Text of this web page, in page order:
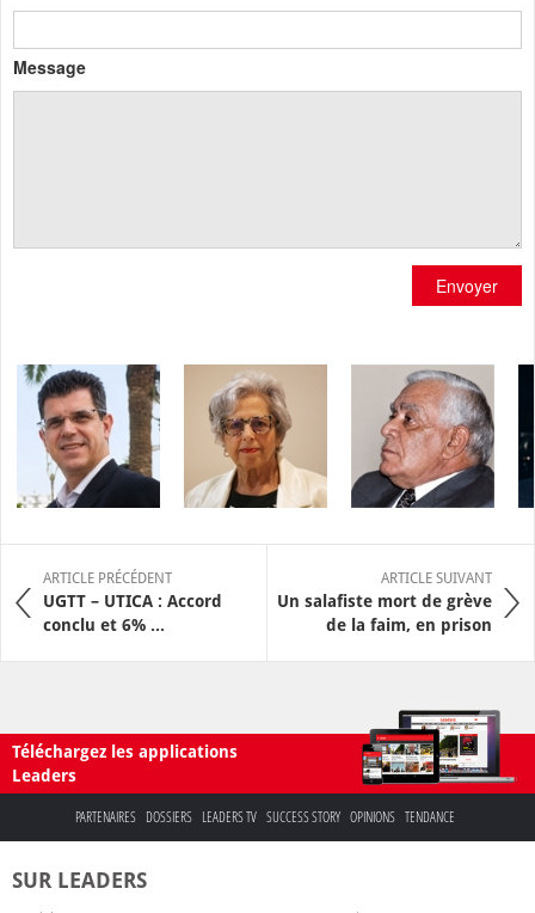
Message
Envoyer
ARTICLE PRÉCÉDENT
UGTT – UTICA : Accord
conclu et 6% ...
ARTICLE SUIVANT
Un salafiste mort de grève
de la faim, en prison
Téléchargez les applications
Leaders
PARTENAIRES DOSSIERS LEADERS TV SUCCESS STORY OPINIONS TENDANCE
SUR LEADERS